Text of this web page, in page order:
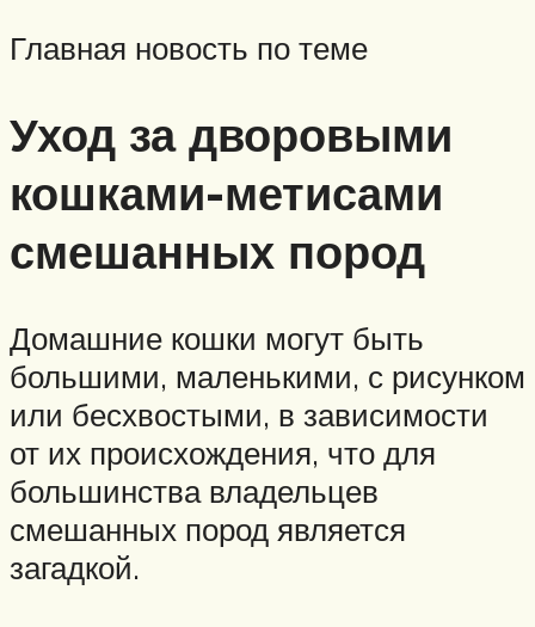
Главная новость по теме
Уход за дворовыми
кошками-метисами
смешанных пород
Домашние кошки могут быть
большими, маленькими, с рисунком
или бесхвостыми, в зависимости
от их происхождения, что для
большинства владельцев
смешанных пород является
загадкой.